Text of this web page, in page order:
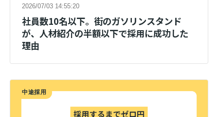
2026/07/03 14:55:20
社員数10名以下。街のガソリンスタンド
が、人材紹介の半額以下で採用に成功した
理由
中途採用